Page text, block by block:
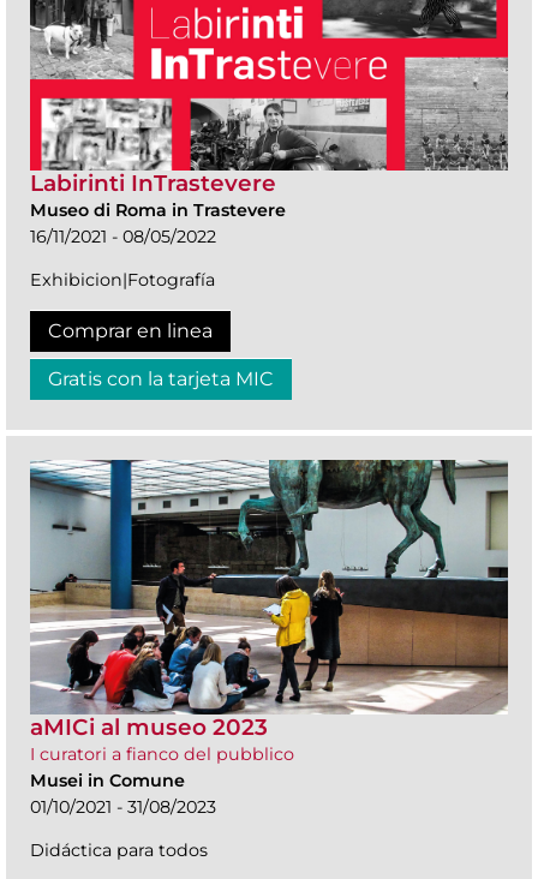
Labirinti InTrastevere
Museo di Roma in Trastevere
16/11/2021 - 08/05/2022
Exhibicion|Fotografía
Comprar en linea
Gratis con la tarjeta MIC
aMICi al museo 2023
I curatori a fianco del pubblico
Musei in Comune
01/10/2021 - 31/08/2023
Didáctica para todos